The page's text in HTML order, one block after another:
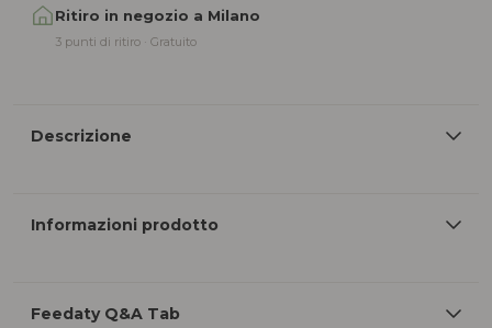
Ritiro in negozio a Milano
3 punti di ritiro · Gratuito
Descrizione
Informazioni prodotto
Feedaty Q&A Tab